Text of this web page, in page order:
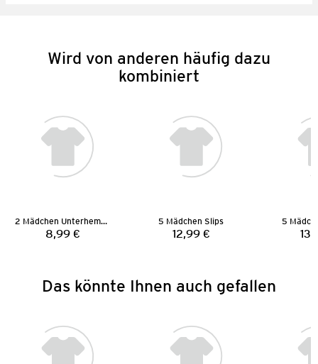
Wird von anderen häufig dazu
kombiniert
2 Mädchen Unterhemden
Preis:
8,99 €
5 Mädchen Slips
Preis:
12,99 €
5
Das könnte Ihnen auch gefallen